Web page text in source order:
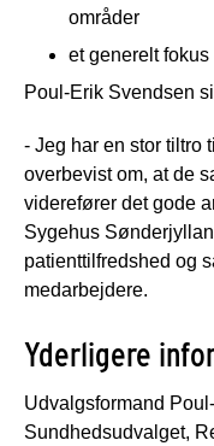
områder
et generelt
Poul-Erik Svendsen
- Jeg har en stor tiltro
overbevist om, at de
viderefører det gode
Sygehus
patienttilfredshed og
medarbejdere.
Yderligere
Udvalgsformand
Sundhedsudvalget,